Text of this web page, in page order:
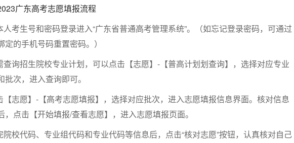
广东高考志愿填报流程
人考生号和密码登录进入“广东省普通高考管理系统”。（如忘记登录密码，可通过
定的手机号码重置密码。）
查询招生院校专业计划，可以点击【志愿】-【普高计划划查询】，选择对应专业
批次，进入查询即可。
【志愿】-【高考志愿填报】，选择对应批次，进入志愿填报信息界面。核对信息
，点击【开始填报/查看志愿】，进入志愿填报页面。
院校代码、专业组代码和专业代码等信息后，点击“核对志愿”按钮，认真核对自己